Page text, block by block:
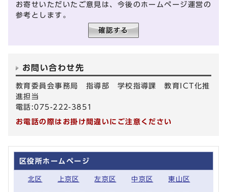
お寄せいただいたご意見は、今後のホームページ運営の
参考とします。
お問い合わせ先
教育委員会事務局 指導部 学校指導課 教育ICT化推
進担当
電話:075-222-3851
お電話の際はお掛け間違いにご注意ください
区役所ホームページ
北区 上京区 左京区 中京区 東山区